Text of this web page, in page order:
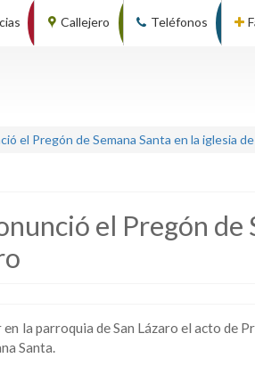
Callejero Teléfonos
el Pregón de Semana Santa en la iglesia de
el Pregón de
la parroquia de San Lázaro el acto de
Santa.